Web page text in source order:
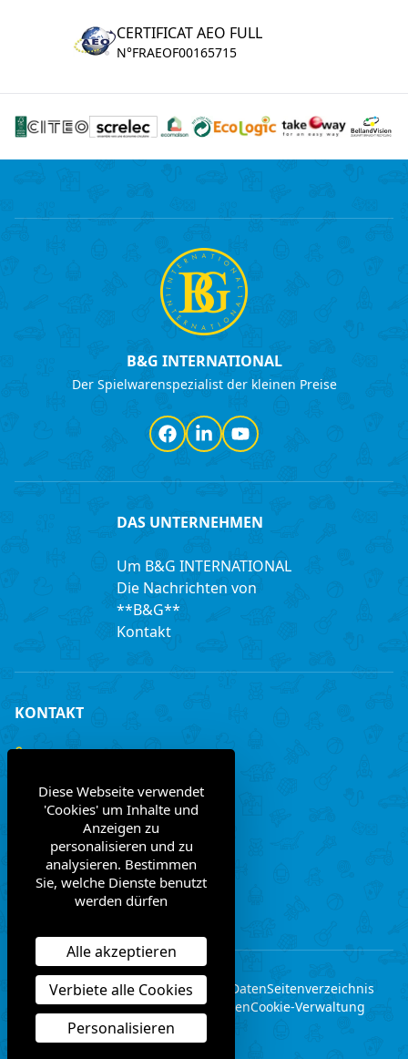
CERTIFICAT AEO FULL
N°FRAEOF00165715
B&G INTERNATIONAL
Der Spielwarenspezialist der kleinen Preise
Facebook
LinkedInYouTube
DAS UNTERNEHMEN
Um B&G INTERNATIONAL
Die Nachrichten von
**B&G**
Kontakt
KONTAKT
contact@bginternational.fr
8 Rue Gustave LEGRAY
71100 Chalon-sur-Saône
Kontaktiere uns
Erwähnungen legalpersönliche DatenSeitenverzeichnis
Allgemeine verfaufsbedingungenCookie-Verwaltung
Diese Webseite verwendet
'Cookies' um Inhalte und
Anzeigen zu
personalisieren und zu
analysieren. Bestimmen
Sie, welche Dienste benutzt
werden dürfen
Alle akzeptieren
Verbiete alle Cookies
Personalisieren